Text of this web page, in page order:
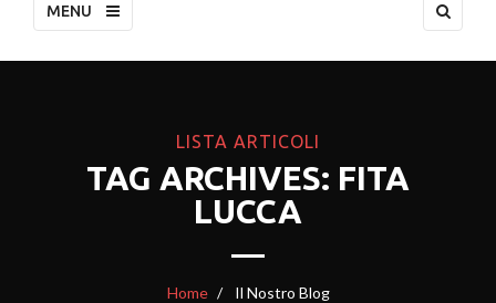
MENU
LISTA ARTICOLI
TAG ARCHIVES: FITA
LUCCA
Home Il Nostro Blog